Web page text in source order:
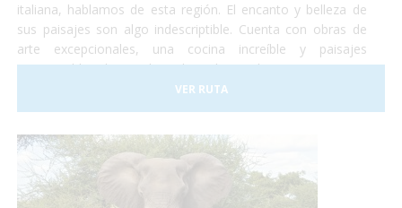
italiana, hablamos de esta región. El encanto y belleza de
sus paisajes son algo indescriptible. Cuenta con obras de
arte excepcionales, una cocina increíble y paisajes
interminables de viñedos, alamedas y olivares. Un visita a
uno de los museos más importantes o una degustación de
vinos y quesos, tu eliges!
VER RUTA